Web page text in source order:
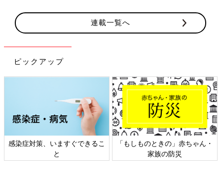
連載一覧へ
ピックアップ
感染症対策、いますぐできるこ
と
「もしものときの」赤ちゃん・
家族の防災